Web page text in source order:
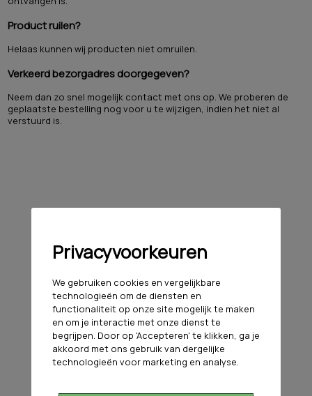
Product ruilen?
​ Helaas kunnen wij producten niet omruilen.
Verkeerd bezorgadres doorgegeven?
Neem dan zo snel mogelijk contact met ons op. We proberen de
geplaatste bestelling nog voor u te wijzigen, indien het niet al
verstuurd is.
Privacyvoorkeuren
We gebruiken cookies en vergelijkbare
technologieën om de diensten en
functionaliteit op onze site mogelijk te maken
en om je interactie met onze dienst te
begrijpen. Door op 'Accepteren' te klikken, ga je
akkoord met ons gebruik van dergelijke
technologieën voor marketing en analyse.